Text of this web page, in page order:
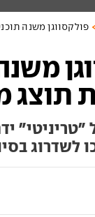
פולקסווגן משנה
תוצג
"טריניטי"
לשדרוג